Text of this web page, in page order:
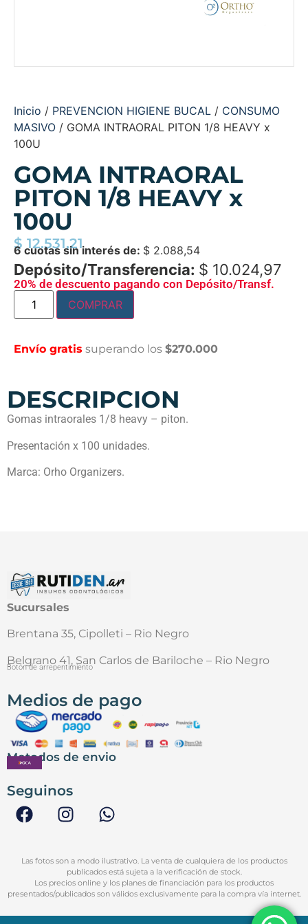
Inicio / PREVENCION HIGIENE BUCAL / CONSUMO
MASIVO / GOMA INTRAORAL PITON 1/8 HEAVY x
100U
GOMA INTRAORAL
PITON 1/8 HEAVY x
100U
$ 12.531,21
6 cuotas sin interés de: $ 2.088,54
Depósito/Transferencia: $ 10.024,97
20% de descuento pagando con Depósito/Transf.
COMPRAR
Envío gratis superando los $270.000
DESCRIPCION
Gomas intraorales 1/8 heavy – piton.
Presentación x 100 unidades.
Marca: Orho Organizers.
Sucursales
Brentana 35, Cipolleti – Rio Negro
Belgrano 41, San Carlos de Bariloche – Rio Negro
Botón de arrepentimiento
Medios de pago
Metodos de envio
Seguinos
Las fotos son a modo ilustrativo. La venta de cualquiera de los productos
publicados está sujeta a la verificación de stock.
Los precios online y los planes de financiación para los productos
presentados/publicados son válidos exclusivamente para la compra vía internet.